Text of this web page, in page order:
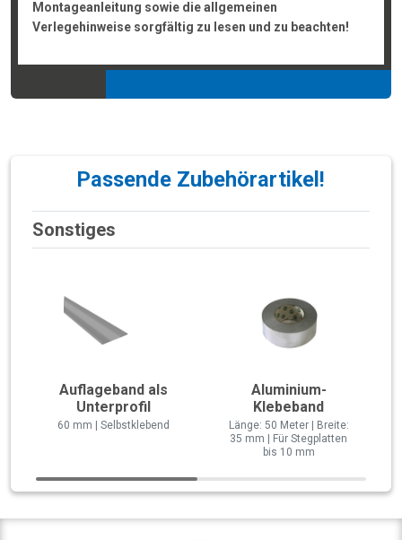
Montageanleitung sowie die allgemeinen
Verlegehinweise sorgfältig zu lesen und zu beachten!
Passende Zubehörartikel!
Sonstiges
Auflageband als
Unterprofil
60 mm | Selbstklebend
Aluminium-
Klebeband
Länge: 50 Meter | Breite:
35 mm | Für Stegplatten
bis 10 mm